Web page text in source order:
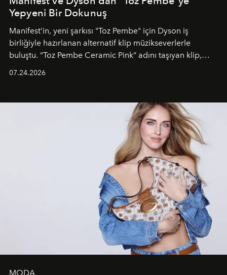
Yepyeni Bir Dokunuş
Manifest’in, yeni şarkısı "Toz Pembe" için Dyson iş
birliğiyle hazırlanan alternatif klip müzikseverlerle
buluştu. “Toz Pembe Ceramic Pink” adını taşıyan klip,
unsurlarından biri olarak öne çıkıyor.
07.24.2026
MODA